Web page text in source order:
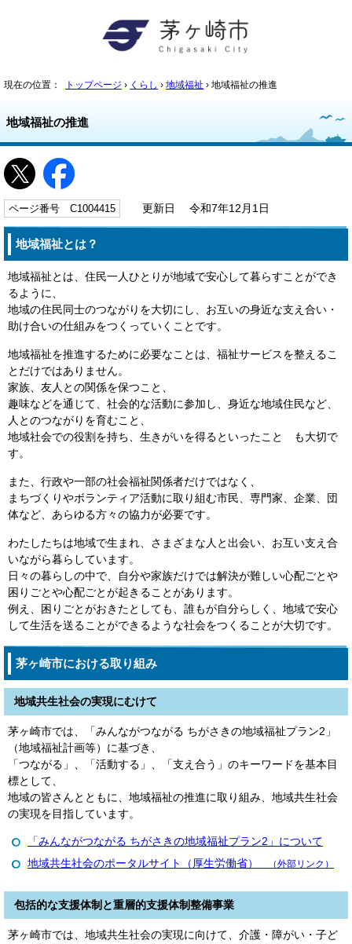
現在の位置： トップページ › くらし › 地域福祉 › 地域福祉の推進
地域福祉の推進
ページ番号 C1004415 更新日 令和7年12月1日
地域福祉とは？
地域福祉とは、住民一人ひとりが地域で安心して暮らすことができ
るように、
地域の住民同士のつながりを大切にし、お互いの身近な支え合い・
助け合いの仕組みをつくっていくことです。
地域福祉を推進するために必要なことは、福祉サービスを整えるこ
とだけではありません。
家族、友人との関係を保つこと、
趣味などを通じて、社会的な活動に参加し、身近な地域住民など、
人とのつながりを育むこと、
地域社会での役割を持ち、生きがいを得るといったこと も大切で
す。
また、行政や一部の社会福祉関係者だけではなく、
まちづくりやボランティア活動に取り組む市民、専門家、企業、団
体など、あらゆる方々の協力が必要です。
わたしたちは地域で生まれ、さまざまな人と出会い、お互い支え合
いながら暮らしています。
日々の暮らしの中で、自分や家族だけでは解決が難しい心配ごとや
困りごとや心配ごとが起きることがあります。
例え、困りごとがおきたとしても、誰もが自分らしく、地域で安心
して生活を送ることができるような社会をつくることが大切です。
茅ヶ崎市における取り組み
地域共生社会の実現にむけて
茅ヶ崎市では、「みんながつながる ちがさきの地域福祉プラン2」
（地域福祉計画等）に基づき、
「つながる」、「活動する」、「支え合う」のキーワードを基本目
標として、
地域の皆さんとともに、地域福祉の推進に取り組み、地域共生社会
の実現を目指しています。
「みんながつながる ちがさきの地域福祉プラン2」について
地域共生社会のポータルサイト（厚生労働省）
（外部リンク）
包括的な支援体制と重層的支援体制整備事業
茅ヶ崎市では、地域共生社会の実現に向けて、介護・障がい・子ど